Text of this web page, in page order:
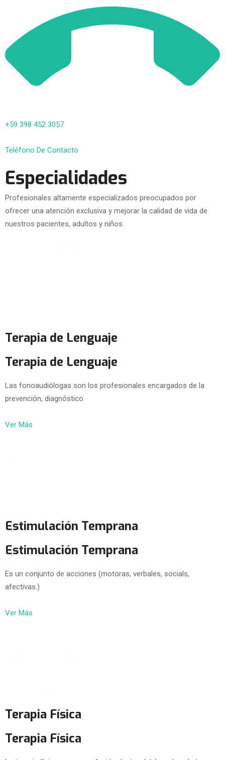
+59 398 452 3057
Teléfono De Contacto
Especialidades
Profesionales altamente especializados preocupados por
ofrecer una atención exclusiva y mejorar la calidad de vida de
nuestros pacientes, adultos y niños.
Terapia de Lenguaje
Terapia de Lenguaje
Las fonoaudiólogas son los profesionales encargados de la
prevención, diagnóstico
Ver Más
Estimulación Temprana
Estimulación Temprana
Es un conjunto de acciones (motoras, verbales, socials,
afectivas.)
Ver Más
Terapia Física
Terapia Física